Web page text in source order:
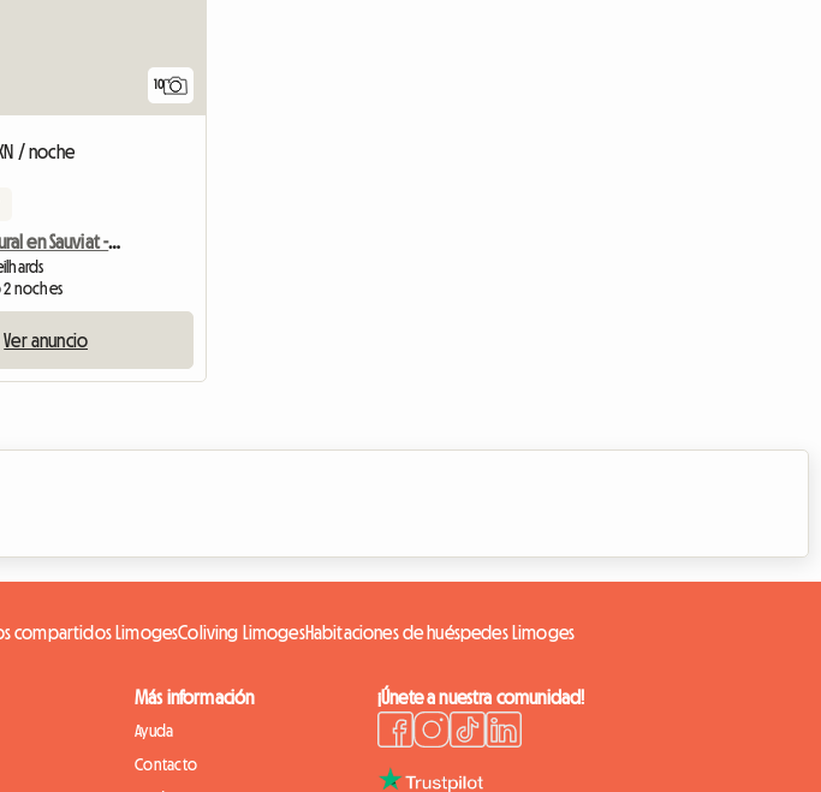
10
/ noche
Alquilo casa rural en Sauviat - 10 minutos salida por la autopista 89
2 noches
Ver anuncio
compartidos LimogesColiving LimogesHabitaciones de huéspedes Limoges
Más información
Ayuda
Contacto
¡Únete a nuestra comunidad!